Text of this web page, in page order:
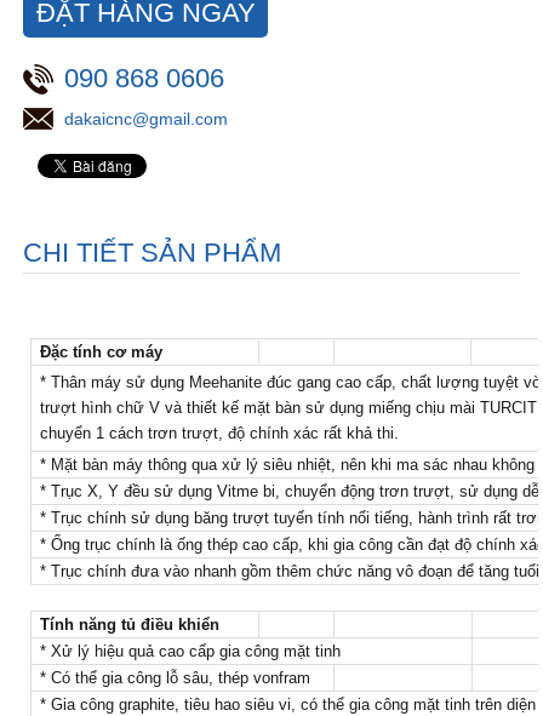
ĐẶT HÀNG NGAY
090 868 0606
dakaicnc@gmail.com
CHI TIẾT SẢN PHẨM
Đặc tính cơ máy
* Thân máy sử dụng Meehanite đúc gang cao cấp, chất lượng tuyệt
trượt hình chữ V và thiết kế mặt bàn sử dụng miếng chịu mài
chuyển 1 cách trơn trượt, độ chính xác rất khả thi.
* Mặt bàn máy thông qua xử lý siêu nhiệt, nên khi ma sác nhau không
* Trục X, Y đều sử dụng Vitme bi, chuyển động trơn trượt, sử dụng dễ
* Trục chính sử dụng băng trượt tuyến tính nổi tiếng, hành trình rất
* Ống trục chính là ống thép cao cấp, khi gia công cần đạt độ chính
* Trục chính đưa vào nhanh gồm thêm chức năng vô đoạn để tăng
Tính năng tủ điều khiển
* Xử lý hiệu quả cao cấp gia công mặt tinh
* Có thể gia công lỗ sâu, thép vonfram
* Gia công graphite, tiêu hao siêu vi, có thể gia công mặt tinh trên